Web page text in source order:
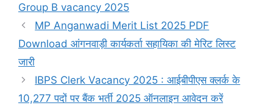
Group B vacancy 2025
MP Anganwadi Merit List 2025 PDF
Download आंगनवाड़ी कार्यकर्ता सहायिका की मेरिट लिस्ट
जारी
IBPS Clerk Vacancy 2025 : आईबीपीएस क्लर्क के
10,277 पदों पर बैंक भर्ती 2025 ऑनलाइन आवेदन करें